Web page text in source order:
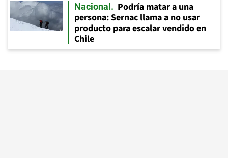
Nacional
Podría matar a una
persona: Sernac llama a no usar
producto para escalar vendido en
Chile